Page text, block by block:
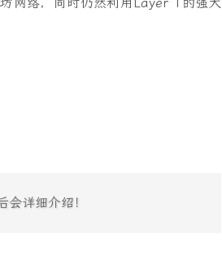
详细介绍！